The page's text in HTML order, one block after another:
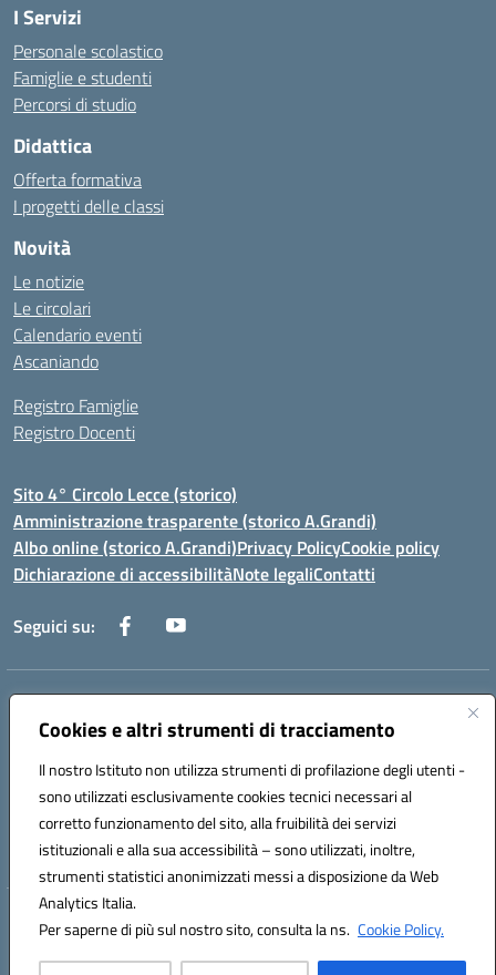
Cookies e altri strumenti di tracciamento
Il nostro Istituto non utilizza strumenti di profilazione degli utenti -
sono utilizzati esclusivamente cookies tecnici necessari al
corretto funzionamento del sito, alla fruibilità dei servizi
istituzionali e alla sua accessibilità – sono utilizzati, inoltre,
strumenti statistici anonimizzati messi a disposizione da Web
Analytics Italia.
Per saperne di più sul nostro sito, consulta la ns. Cookie Policy.
I Servizi
Personale scolastico
Famiglie e studenti
Percorsi di studio
Didattica
Offerta formativa
I progetti delle classi
Novità
Le notizie
Le circolari
Calendario eventi
Ascaniando
Registro Famiglie
Registro Docenti
Sito 4° Circolo Lecce (storico)
Amministrazione trasparente (storico A.Grandi)
Albo online (storico A.Grandi)Privacy PolicyCookie policy
Dichiarazione di accessibilitàNote legaliContatti
Seguici su:
Indirizzo:
Centralino:0832/346889 Email:leic8av008@istruzione.it
Codice fiscale: 93173040754
Codice meccanografico:
LEIC8AV008
Codice Indice delle Pubbliche Amministrazioni (IPA): BZRH652R
Hosting & Powered by 3D Solution S.r.l.
Concept & Design by Designers Italia